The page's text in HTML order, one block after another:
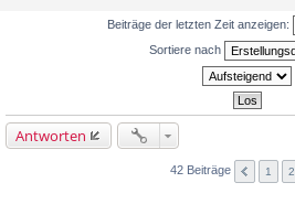
Beiträge der letzten Zeit anzeigen:
Sortiere nach
Antworten
42 Beiträge 1 2